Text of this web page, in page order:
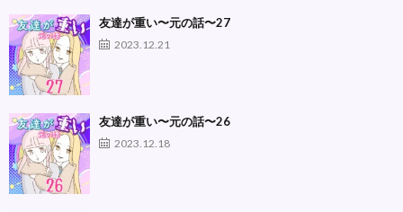
友達が重い〜元の話〜27
2023.12.21
友達が重い〜元の話〜26
2023.12.18